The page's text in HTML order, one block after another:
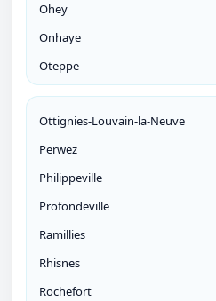
Ohey
Onhaye
Oteppe
Ottignies-Louvain-la-Neuve
Perwez
Philippeville
Profondeville
Ramillies
Rhisnes
Rochefort